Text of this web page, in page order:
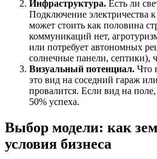
Инфраструктура. Есть ли
Подключение электричества
может стоить как половина
коммуникаций нет,
или потребует автономных
солнечные панели, септики),
Визуальный потенциал. Что
это вид на соседний гараж
провалится. Если вид на
50% успеха.
Выбор модели: как
условия бизнеса